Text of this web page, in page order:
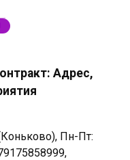
Адрес,
Пн-Пт: